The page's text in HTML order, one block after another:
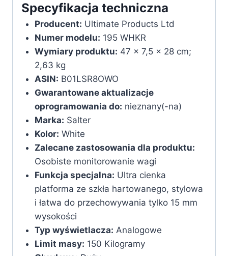
Specyfikacja techniczna
Producent: ‎Ultimate Products Ltd
Numer modelu: ‎195 WHKR
Wymiary produktu: ‎47 x 7,5 x 28 cm;
2,63 kg
ASIN: ‎B01LSR8OWO
Gwarantowane aktualizacje
oprogramowania do: ‎nieznany(-na)
Marka: Salter
Kolor: White
Zalecane zastosowania dla produktu:
Osobiste monitorowanie wagi
Funkcja specjalna: Ultra cienka
platforma ze szkła hartowanego, stylowa
i łatwa do przechowywania tylko 15 mm
wysokości
Typ wyświetlacza: Analogowe
Limit masy: 150 Kilogramy